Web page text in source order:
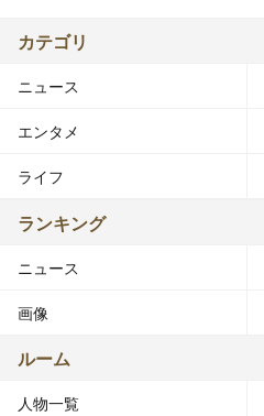
カテゴリ
ニュース
エンタメ
ライフ
ランキング
ニュース
画像
ルーム
人物一覧